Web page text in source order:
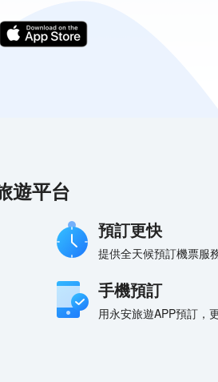
遊平台
預訂更快
提供全天候預訂機票服
手機預訂
用永安旅遊APP預訂，